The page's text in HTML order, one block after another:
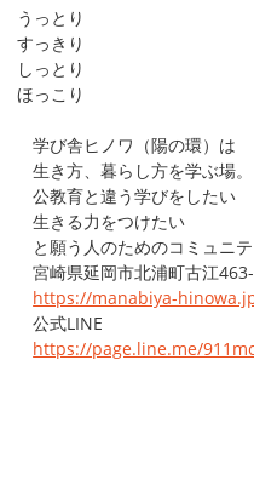
うっとり
すっきり
しっとり
ほっこり
学び舎ヒノワ（陽の環）は
生き方、暮らし方を学ぶ場。
公教育と違う学びをしたい
生きる力をつけたい
と願う人のためのコミュニテ
宮崎県延岡市北浦町古江
https://manabiya-
公式LINE
https://page.line.me/